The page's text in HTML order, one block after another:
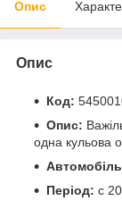
Опис
Опис
Код:
Опис:
одна кульова
Період: c